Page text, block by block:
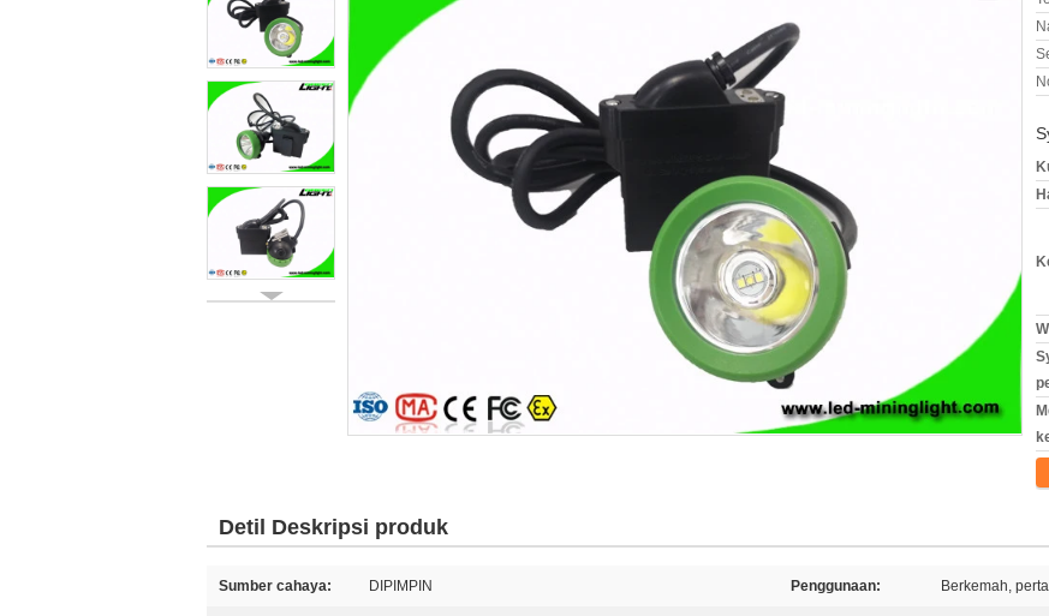
Detil Deskripsi produk
Sumber cahaya: DIPIMPIN Penggunaan: Berkemah,